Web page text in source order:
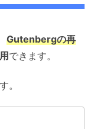
Gutenbergの再
できます。
。